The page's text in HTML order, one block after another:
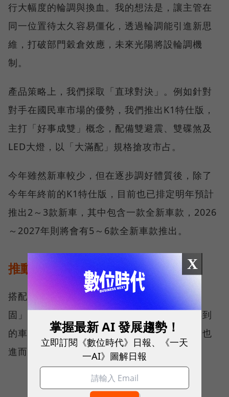
行大幅度的輪調與換血。我的想法是，讓主管在
同一位置待太久容易僵化，透過輪調能引進新思
維，打破部門穀倉效應，未來光陽將設輪調機
制。
產品策略上，我們採取「直球對決」。例如針對
對手在國民車市場的優勢，我們推出K1特仕版，
主打「好事成雙」概念，配備雙避震、雙碟煞及
LED大燈，以「大滿配」規格搶攻市占。
今年雖然新車較少，但在逐步調好體質後，除了
今年年終前的K1特仕版，目前也已排定明年預計
推出2～3款新車，其中包含一款全新車款，2026
～2027年則將會有5～6款全新車款推出。
推動機車四年保固
搭配新車上市的同時，我堅持推動「四年保
固」，這是對品質的自信，若從拉長保固後得到
的車主反饋來看，在車主體驗良好的情況下，也
進而成功改善市場評價。
X
掌握最新 AI 發展趨勢！
立即訂閱《數位時代》日報、《一天
一AI》圖解日報